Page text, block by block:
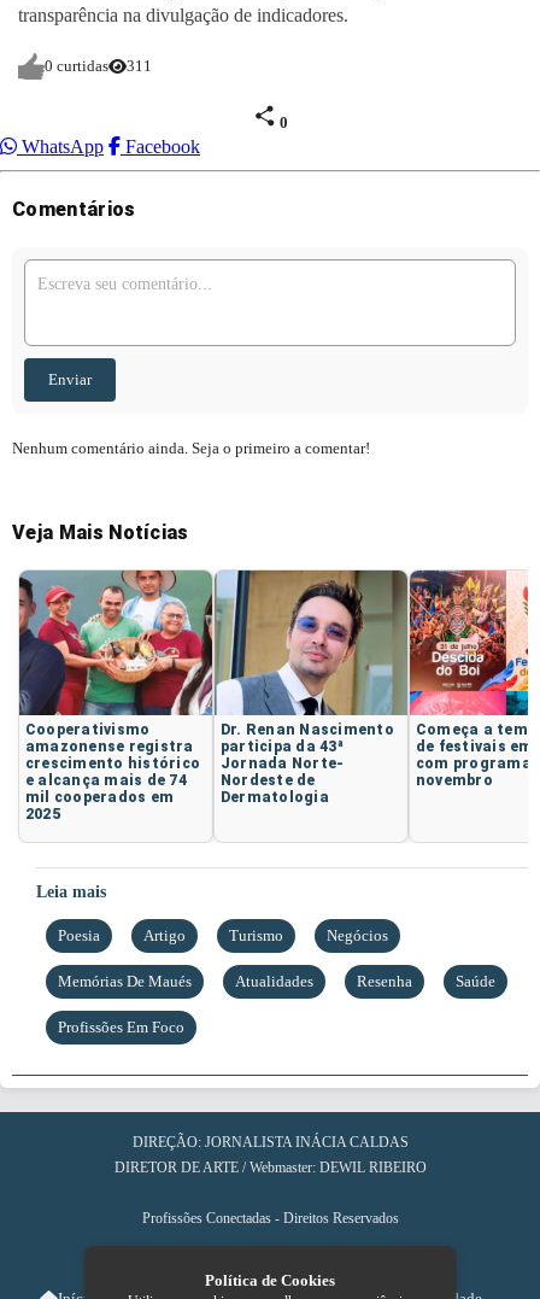
transparência na divulgação de indicadores.
0 curtidas 311
0
WhatsApp Facebook
Comentários
Enviar
Nenhum comentário ainda. Seja o primeiro a comentar!
Veja Mais Notícias
Cooperativismo
amazonense registra
crescimento histórico
e alcança mais de 74
mil cooperados em
2025
Dr. Renan Nascimento
participa da 43ª
Jornada Norte-
Nordeste de
Dermatologia
Começa a
de festivais em
com
novembro
Leia mais
Poesia Artigo Turismo Negócios
Memórias De Maués Atualidades Resenha Saúde
Profissões Em Foco
DIREÇÃO: JORNALISTA INÁCIA CALDAS
DIRETOR DE ARTE / Webmaster: DEWIL RIBEIRO
Profissões Conectadas - Direitos Reservados
Política de Cookies